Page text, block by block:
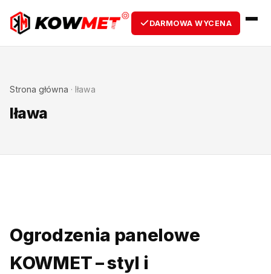
DARMOWA WYCENA
Strona główna · Iława
Iława
Ogrodzenia panelowe
KOWMET – styl i